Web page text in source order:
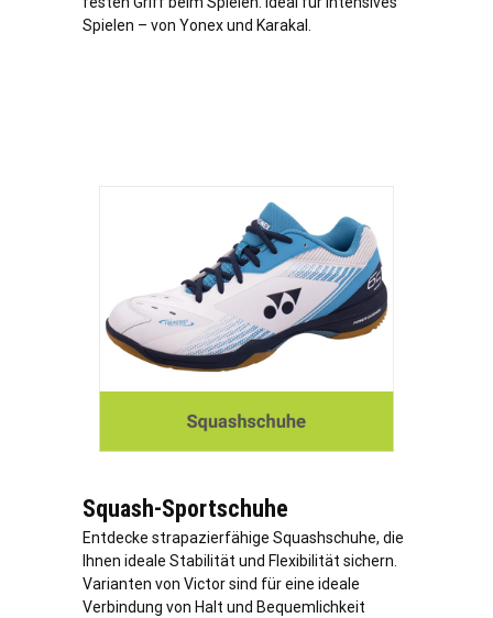
Spielen – von Yonex und Karakal.
Squash-Sportschuhe
Entdecke strapazierfähige Squashschuhe, die
Ihnen ideale Stabilität und Flexibilität sichern.
Varianten von Victor sind für eine ideale
Verbindung von Halt und Bequemlichkeit